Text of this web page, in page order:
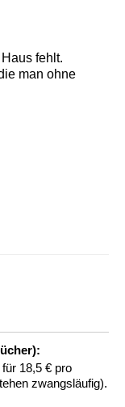
fehlt.
man ohne
18,5 € pro
zwangsläufig).